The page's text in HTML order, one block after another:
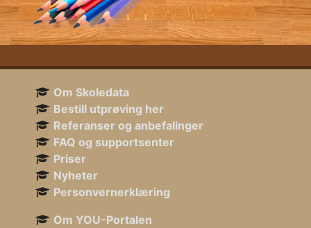
Om Skoledata
Bestill utprøving her
Referanser og anbefalinger
FAQ og supportsenter
Priser
Nyheter
Personvernerklæring
Om YOU-Portalen